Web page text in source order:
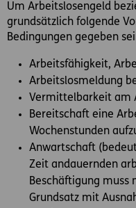
Um Arbeitslosengeld
grundsätzlich folgende
Bedingungen gegeben
Arbeitsfähigkeit,
Arbeitslosmeldung
Vermittelbarkeit am
Bereitschaft eine
Wochenstunden
Anwartschaft
Zeit andauernden
Beschäftigung muss
Grundsatz mit